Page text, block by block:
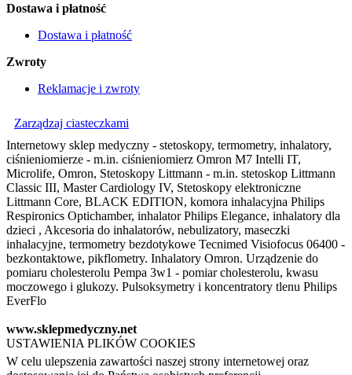
Dostawa i płatność
Dostawa i płatność
Zwroty
Reklamacje i zwroty
Zarządzaj ciasteczkami
Internetowy sklep medyczny - stetoskopy, termometry, inhalatory,
ciśnieniomierze - m.in. ciśnieniomierz Omron M7 Intelli IT,
Microlife, Omron, Stetoskopy Littmann - m.in. stetoskop Littmann
Classic III, Master Cardiology IV, Stetoskopy elektroniczne
Littmann Core, BLACK EDITION, komora inhalacyjna Philips
Respironics Optichamber, inhalator Philips Elegance, inhalatory dla
dzieci , Akcesoria do inhalatorów, nebulizatory, maseczki
inhalacyjne, termometry bezdotykowe Tecnimed Visiofocus 06400 -
bezkontaktowe, pikflometry. Inhalatory Omron. Urządzenie do
pomiaru cholesterolu Pempa 3w1 - pomiar cholesterolu, kwasu
moczowego i glukozy. Pulsoksymetry i koncentratory tlenu Philips
EverFlo
www.sklepmedyczny.net
USTAWIENIA PLIKÓW COOKIES
W celu ulepszenia zawartości naszej strony internetowej oraz